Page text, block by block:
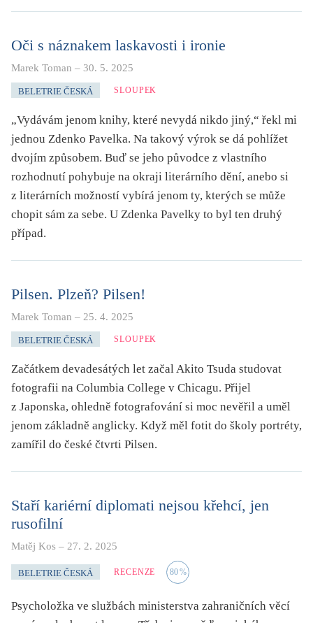
Oči s náznakem laskavosti i ironie
Marek Toman – 30. 5. 2025
BELETRIE ČESKÁ SLOUPEK
„Vydávám jenom knihy, které nevydá nikdo jiný,“ řekl mi
jednou Zdenko Pavelka. Na takový výrok se dá pohlížet
dvojím způsobem. Buď se jeho původce z vlastního
rozhodnutí pohybuje na okraji literárního dění, anebo si
z literárních možností vybírá jenom ty, kterých se může
chopit sám za sebe. U Zdenka Pavelky to byl ten druhý
případ.
Pilsen. Plzeň? Pilsen!
Marek Toman – 25. 4. 2025
BELETRIE ČESKÁ SLOUPEK
Začátkem devadesátých let začal Akito Tsuda studovat
fotografii na Columbia College v Chicagu. Přijel
z Japonska, ohledně fotografování si moc nevěřil a uměl
jenom základně anglicky. Když měl fotit do školy portréty,
zamířil do české čtvrti Pilsen.
Staří kariérní diplomati nejsou křehcí, jen
rusofilní
Matěj Kos – 27. 2. 2025
BELETRIE ČESKÁ RECENZE 80%
Psycholožka ve službách ministerstva zahraničních věcí